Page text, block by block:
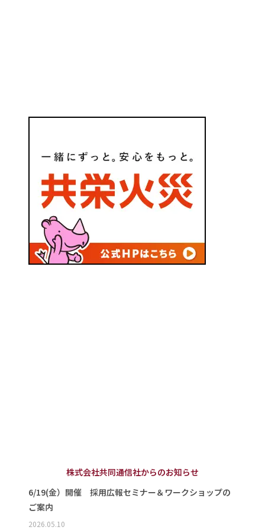
株式会社共同通信社からのお知らせ
6/19(金）開催 採用広報セミナー＆ワークショップの
ご案内
2026.05.10